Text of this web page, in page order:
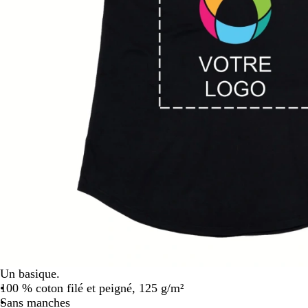
défiler
Un basique.
100 % coton filé et peigné, 125 g/m²
Sans manches